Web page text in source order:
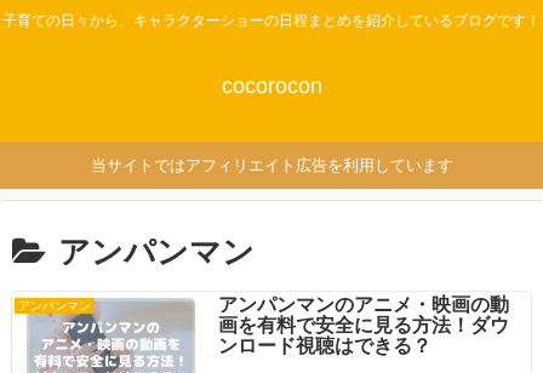
子育ての日々から、キャラクターショーの日程まとめを紹介しているブログです！
cocorocon
当サイトではアフィリエイト広告を利用しています
アンパンマン
アンパンマン
アンパンマンのアニメ・映画の動
画を有料で安全に見る方法！ダウ
ンロード視聴はできる？